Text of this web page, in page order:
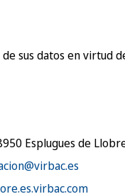
sus datos en virtud
Esplugues de